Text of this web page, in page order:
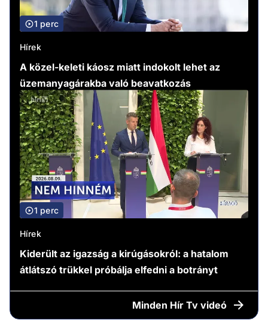
1 perc
Hírek
A közel-keleti káosz miatt indokolt lehet az
üzemanyagárakba való beavatkozás
1 perc
Hírek
Kiderült az igazság a kirúgásokról: a hatalom
átlátszó trükkel próbálja elfedni a botrányt
Minden Hír Tv videó